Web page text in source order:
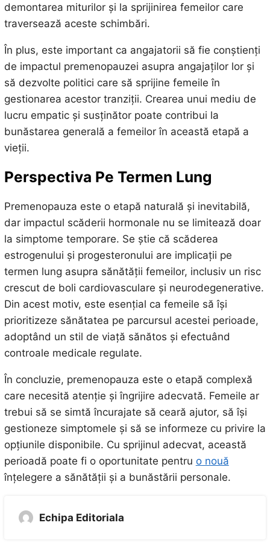
demontarea miturilor și la sprijinirea femeilor care
traversează aceste schimbări.
În plus, este important ca angajatorii să fie conștienți
de impactul premenopauzei asupra angajaților lor și
să dezvolte politici care să sprijine femeile în
gestionarea acestor tranziții. Crearea unui mediu de
lucru empatic și susținător poate contribui la
bunăstarea generală a femeilor în această etapă a
vieții.
Perspectiva Pe Termen Lung
Premenopauza este o etapă naturală și inevitabilă,
dar impactul scăderii hormonale nu se limitează doar
la simptome temporare. Se știe că scăderea
estrogenului și progesteronului are implicații pe
termen lung asupra sănătății femeilor, inclusiv un risc
crescut de boli cardiovasculare și neurodegenerative.
Din acest motiv, este esențial ca femeile să își
prioritizeze sănătatea pe parcursul acestei perioade,
adoptând un stil de viață sănătos și efectuând
controale medicale regulate.
În concluzie, premenopauza este o etapă complexă
care necesită atenție și îngrijire adecvată. Femeile ar
trebui să se simtă încurajate să ceară ajutor, să își
gestioneze simptomele și să se informeze cu privire la
opțiunile disponibile. Cu sprijinul adecvat, această
perioadă poate fi o oportunitate pentru o nouă
înțelegere a sănătății și a bunăstării personale.
Echipa Editoriala